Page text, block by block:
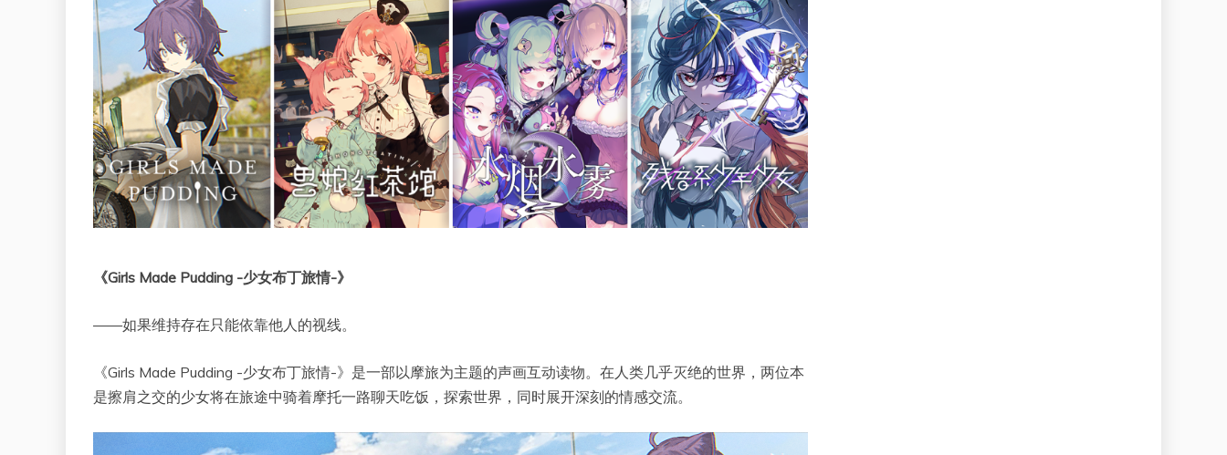
《Girls Made Pudding -少女布丁旅情-》
——如果维持存在只能依靠他人的视线。
《Girls Made Pudding -少女布丁旅情-》是一部以摩旅为主题的声画互动读物。在人类几乎灭绝的世界，两位本
是擦肩之交的少女将在旅途中骑着摩托一路聊天吃饭，探索世界，同时展开深刻的情感交流。